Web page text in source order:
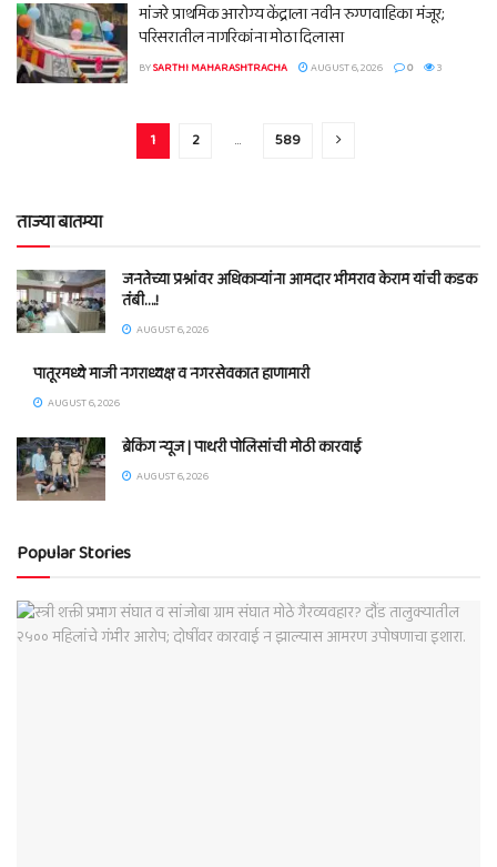
मांंजरे प्राथमिक आरोग्य केंद्राला नवीन रुग्णवाहिका मंजूर;
परिसरातील नागरिकांना मोठा दिलासा
BYSARTHI MAHARASHTRACHA AUGUST 6, 2026 0 3
1 2 … 589
ताज्या बातम्या
जनतेच्या प्रश्नांवर अधिकाऱ्यांना आमदार भीमराव केराम यांची कडक
तंबी….!
AUGUST 6, 2026
पातूरमध्ये माजी नगराध्यक्ष व नगरसेवकात हाणामारी
AUGUST 6, 2026
ब्रेकिंग न्यूज | पाथरी पोलिसांची मोठी कारवाई
AUGUST 6, 2026
Popular Stories